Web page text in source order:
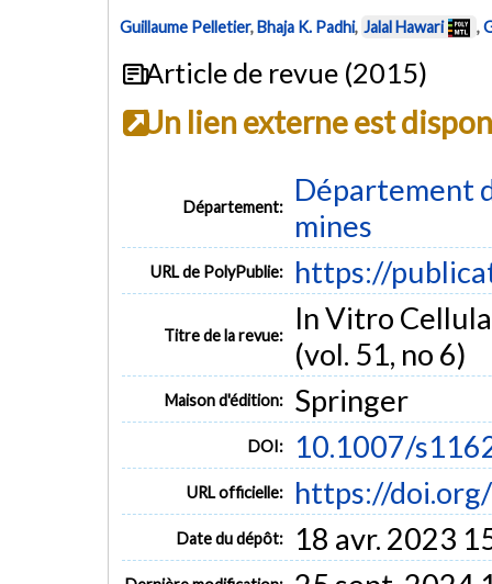
Guillaume Pelletier,Bhaja K. Padhi, Jalal Hawari ,
Article de revue (2015)
Un lien externe est
Département:
Département
mines
URL de PolyPublie: https://
Titre de la revue:
In Vitro
(vol. 51, no 6)
Maison d'édition: Springer
DOI: 10.1007/
URL officielle: https://
Date du dépôt: 18 avr. 2023